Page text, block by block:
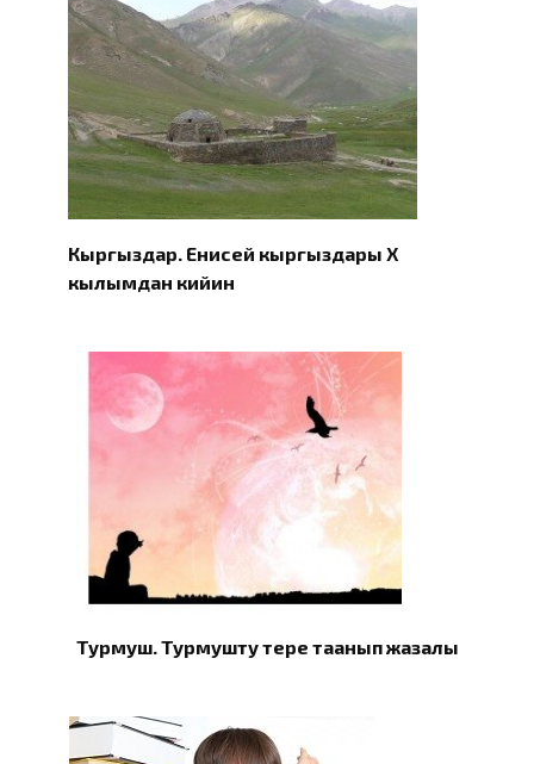
Кыргыздар. Eнисей кыргыздары X
кылымдан кийин
Турмуш. Турмушту терең таанып жазалы